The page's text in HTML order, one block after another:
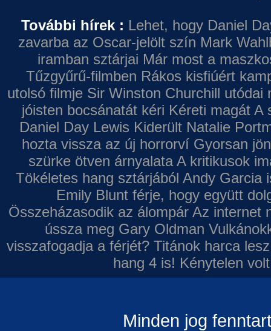
További hírek : Lehet, hogy Daniel
zavarba az Oscar-jelölt szín Mark
iramban sztárjai Már most a
Tűzgyűrű-filmben Rákos kisfiúért
utolsó filmje Sir Winston Churchill utódai
jóisten bocsánatát kéri Kéreti magát A
Daniel Day Lewis Kiderült Natalie
hozta vissza az új horrorví Gyorsan
szürke ötven árnyalata A kritikusok
Tökéletes hang sztárjából Andy Garcia
Emily Blunt férje, hogy együtt
Összeházasodik az álompár Az internet
ússza meg Gary Oldman
visszafogadja a férjét? Titánok harca
hang 4 is! Kénytelen
Minden jog